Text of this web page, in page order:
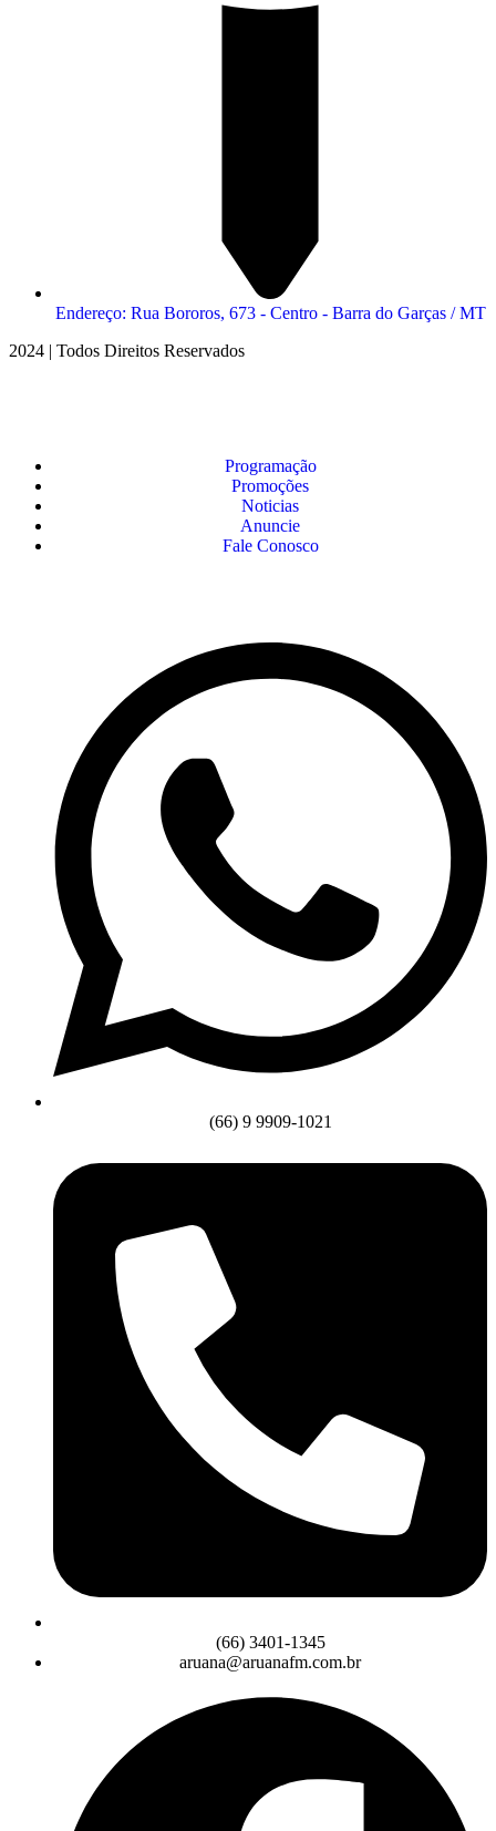
Endereço: Rua Bororos, 673 - Centro - Barra do Garças / MT
2024 | Todos Direitos Reservados
Programação
Promoções
Noticias
Anuncie
Fale Conosco
(66) 9 9909-1021
(66) 3401-1345
aruana@aruanafm.com.br